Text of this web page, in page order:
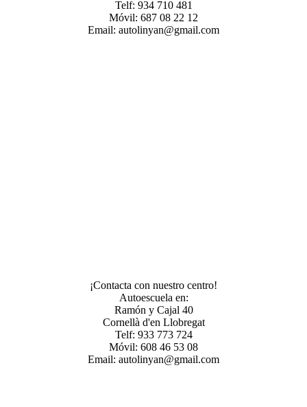
Telf: 934 710 481
Móvil: 687 08 22 12
Email: autolinyan@gmail.com
¡Contacta con nuestro centro!
Autoescuela en:
Ramón y Cajal 40
Cornellà d'en Llobregat
Telf: 933 773 724
Móvil: 608 46 53 08
Email: autolinyan@gmail.com